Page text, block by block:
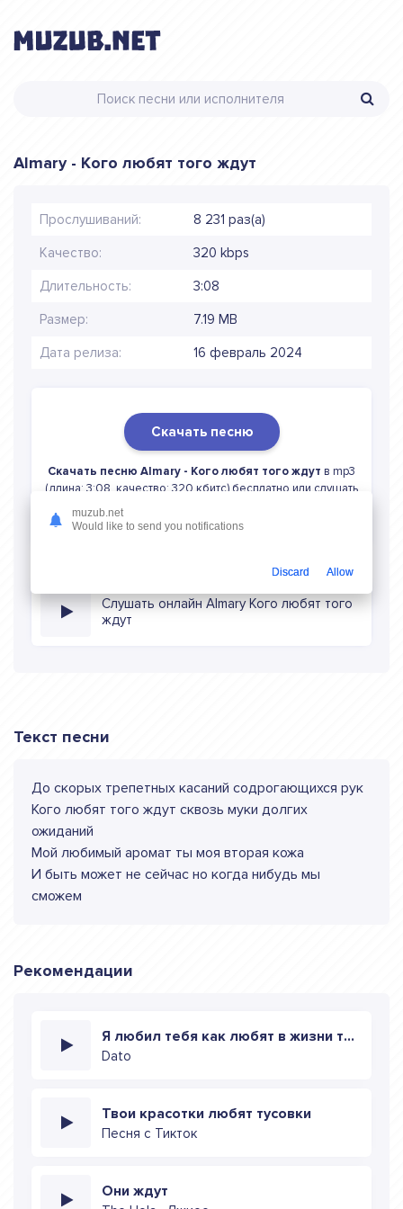
Almary - Кого любят того ждут
Прослушиваний: 8 231 раз(а)
Качество: 320 kbps
Длительность: 3:08
Размер: 7.19 MB
Дата релиза: 16 февраль 2024
Скачать песню
Скачать песню Almary - Кого любят того ждут в mp3
(длина: 3:08, качество: 320 кбитс) бесплатно или слушать
Слушать онлайн Almary Кого любят того
ждут
Текст песни
До скорых трепетных касаний содрогающихся рук
Кого любят того ждут сквозь муки долгих
ожиданий
Мой любимый аромат ты моя вторая кожа
И быть может не сейчас но когда нибудь мы
сможем
Рекомендации
Я любил тебя как любят в жизни только раз
Dato
Твои красотки любят тусовки
Песня с Тикток
Они ждут
muzub.net
Would like to send you notifications
Discard Allow